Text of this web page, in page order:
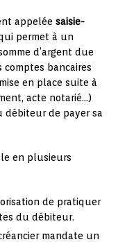
appelée saisie-
permet à un
d’argent due
bancaires
en place suite à
acte notarié…)
débiteur de payer sa
en plusieurs
de pratiquer
du débiteur.
mandate un